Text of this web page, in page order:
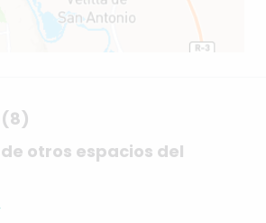
(8)
otros espacios del